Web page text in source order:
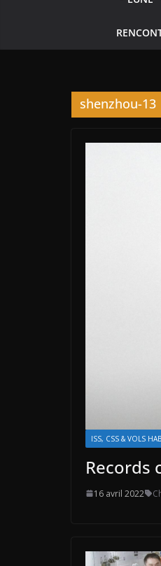
shenzhou-13
ISS, CSS & VOLS
Records
16 avril 2022